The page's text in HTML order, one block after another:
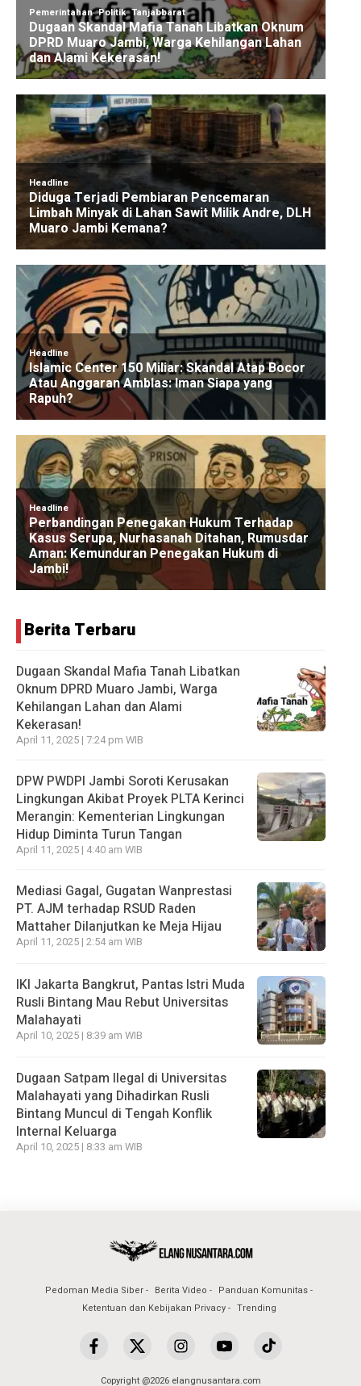
Berita Terbaru
Dugaan Skandal Mafia Tanah Libatkan
Oknum DPRD Muaro Jambi, Warga
Kehilangan Lahan dan Alami
Kekerasan!
April 11, 2025 | 7:24 pm WIB
DPW PWDPI Jambi Soroti Kerusakan
Lingkungan Akibat Proyek PLTA Kerinci
Merangin: Kementerian Lingkungan
Hidup Diminta Turun Tangan
April 11, 2025 | 4:40 am WIB
Mediasi Gagal, Gugatan Wanprestasi
PT. AJM terhadap RSUD Raden
Mattaher Dilanjutkan ke Meja Hijau
April 11, 2025 | 2:54 am WIB
IKI Jakarta Bangkrut, Pantas Istri Muda
Rusli Bintang Mau Rebut Universitas
Malahayati
April 10, 2025 | 8:39 am WIB
Dugaan Satpam Ilegal di Universitas
Malahayati yang Dihadirkan Rusli
Bintang Muncul di Tengah Konflik
Internal Keluarga
April 10, 2025 | 8:33 am WIB
Pedoman Media Siber Berita Video
Panduan Komunitas
Ketentuan dan Kebijakan Privacy
Trending
Copyright @2026 elangnusantara.com